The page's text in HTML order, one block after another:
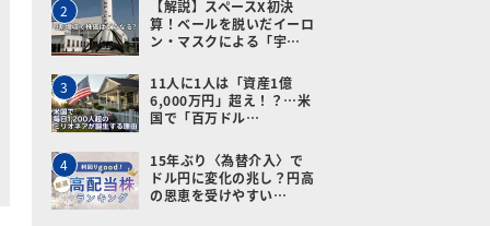
2
【解説】スペースX初決
算！ベールを脱いだイーロ
ン・マスクによる「宇…
3
11人に1人は「資産1億
6,000万円」超え！？…米
国で「百万ドル…
4
15年ぶり〈為替介入〉で
ドル円に変化の兆し？円高
の恩恵を受けやすい…